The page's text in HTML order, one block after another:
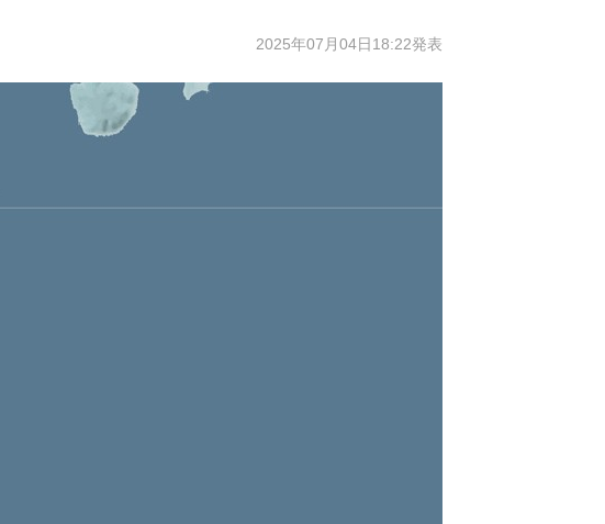
2025年07月04日18:22発表